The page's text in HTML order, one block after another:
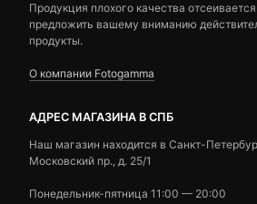
Продукция плохого качества
предложить вашему вниманию
продукты.
О компании Fotogamma
АДРЕС МАГАЗИНА В СПБ
Наш магазин находится в Санкт-
Московский пр., д. 25/1
Понедельник-пятница 11:00 — 20:00